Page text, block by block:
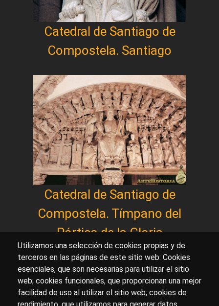
Catedral de Santiago de
Compostela. Santiago
Catedral de Santiago de
Compostela. Tímpano del
Pórtico de la Gloria
Sobre artehistoria.com
Para ponerte en contacto con nosotros, escríbenos en
Utilizamos una selección de cookies propias y de
terceros en las páginas de este sitio web: Cookies
esenciales, que son necesarias para utilizar el sitio
web; cookies funcionales, que proporcionan una mejor
facilidad de uso al utilizar el sitio web; cookies de